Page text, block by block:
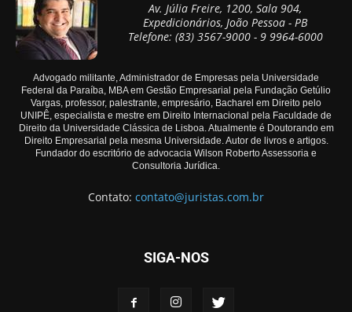
Av. Júlia Freire, 1200, Sala 904,
Expedicionários, João Pessoa - PB
Telefone: (83) 3567-9000 - 9 9964-6000
Advogado militante, Administrador de Empresas pela Universidade
Federal da Paraíba, MBA em Gestão Empresarial pela Fundação Getúlio
Vargas, professor, palestrante, empresário, Bacharel em Direito pelo
UNIPÊ, especialista e mestre em Direito Internacional pela Faculdade de
Direito da Universidade Clássica de Lisboa. Atualmente é Doutorando em
Direito Empresarial pela mesma Universidade. Autor de livros e artigos.
Fundador do escritório de advocacia Wilson Roberto Assessoria e
Consultoria Jurídica.
Contato: contato@juristas.com.br
SIGA-NOS